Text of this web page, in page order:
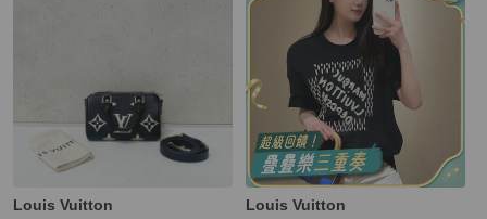
Louis Vuitton Louis Vuitton